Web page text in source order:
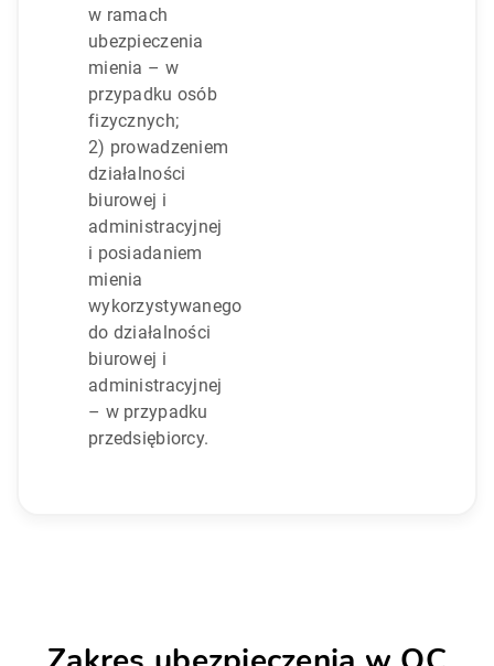
w ramach
ubezpieczenia
mienia – w
przypadku osób
fizycznych;
2) prowadzeniem
działalności
biurowej i
administracyjnej
i posiadaniem
mienia
wykorzystywanego
do działalności
biurowej i
administracyjnej
– w przypadku
przedsiębiorcy.